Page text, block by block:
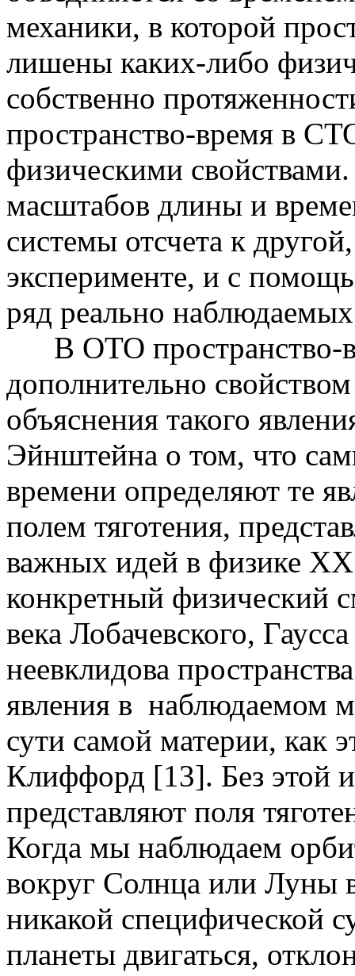
механики, в которой
лишены каких-либо
собственно
пространство-время в
физическими
масштабов длины и
системы отсчета к
эксперименте, и с
ряд реально
В ОТО пространство-
дополнительно
объяснения такого
Эйнштейна о том, что
времени определяют те
полем тяготения,
важных идей в физике
конкретный физический
века Лобачевского,
неевклидова
явления в наблюдаемом
сути самой материи, как
Клиффорд [13]. Без этой
представляют поля
Когда мы наблюдаем
вокруг Солнца или Луны
никакой специфической
планеты двигаться,